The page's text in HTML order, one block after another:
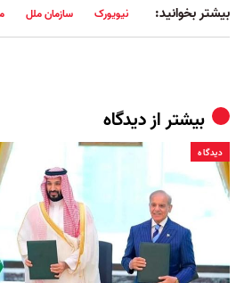
بیشتر بخوانید: نیویورک سازمان ملل
بیشتر ازدیدگاه
دیدگاه